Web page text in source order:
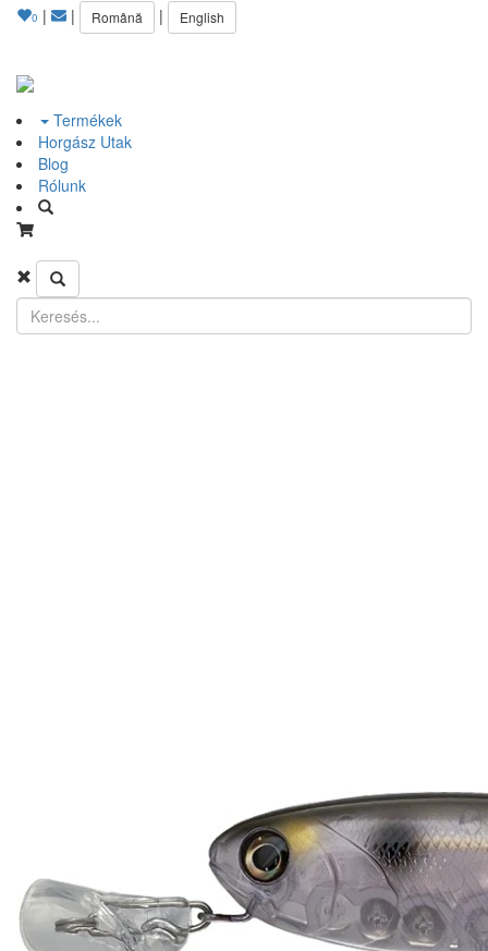
0 | | Română | English
Termékek
Horgász Utak
Blog
Rólunk